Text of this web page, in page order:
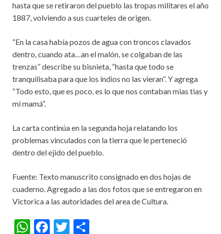
hasta que se retiraron del pueblo las tropas militares el año
1887, volviendo a sus cuarteles de origen.
“En la casa había pozos de agua con troncos clavados
dentro, cuando ata…an el malón, se colgaban de las
trenzas” describe su bisnieta, “hasta que todo se
tranquilisaba para que los indios no las vieran”. Y agrega
“Todo esto, que es poco, es lo que nos contaban mias tias y
mi mamá”.
La carta continúa en la segunda hoja relatando los
problemas vinculados con la tierra que le perteneció
dentro del ejido del pueblo.
Fuente: Texto manuscrito consignado en dos hojas de
cuaderno. Agregado a las dos fotos que se entregaron en
Victorica a las autoridades del area de Cultura.
W F
T